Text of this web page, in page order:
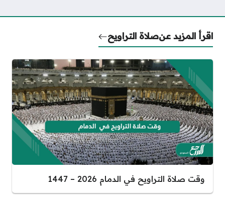
اقرأ المزيد عنصلاة التراويح
وقت صلاة التراويح في الدمام 2026 – 1447